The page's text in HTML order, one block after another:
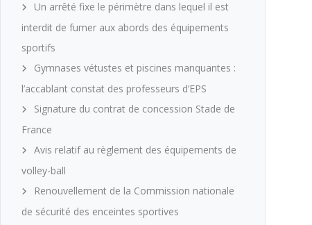
Un arrêté fixe le périmètre dans lequel il est
interdit de fumer aux abords des équipements
sportifs
Gymnases vétustes et piscines manquantes :
l’accablant constat des professeurs d’EPS
Signature du contrat de concession Stade de
France
Avis relatif au règlement des équipements de
volley-ball
Renouvellement de la Commission nationale
de sécurité des enceintes sportives